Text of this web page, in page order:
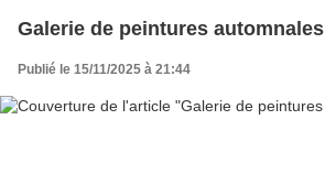
Galerie de peintures automnales
Publié le 15/11/2025 à 21:44